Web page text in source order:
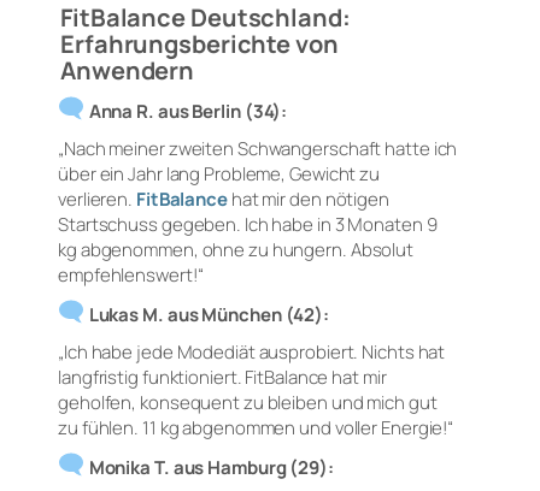
FitBalance Deutschland:
Erfahrungsberichte von
Anwendern
Anna R. aus Berlin (34):
„Nach meiner zweiten Schwangerschaft hatte ich
über ein Jahr lang Probleme, Gewicht zu
verlieren. FitBalancehat mir den nötigen
Startschuss gegeben. Ich habe in 3 Monaten 9
kg abgenommen, ohne zu hungern. Absolut
empfehlenswert!“
Lukas M. aus München (42):
„Ich habe jede Modediät ausprobiert. Nichts hat
langfristig funktioniert. FitBalance hat mir
geholfen, konsequent zu bleiben und mich gut
zu fühlen. 11 kg abgenommen und voller Energie!“
Monika T. aus Hamburg (29):